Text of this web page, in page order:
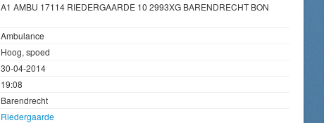
A1 AMBU 17114 RIEDERGAARDE 10 2993XG BARENDRECHT BON
Ambulance
Hoog, spoed
30-04-2014
19:08
Barendrecht
Riedergaarde